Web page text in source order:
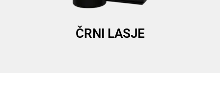
ČRNI LASJE